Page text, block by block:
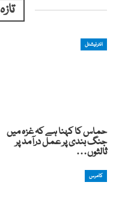
انٹرنیشنل
حماس کا کہنا ہے کہ غزہ میں
جنگ بندی پر عمل درآمد پر
ثالثوں…
کامرس